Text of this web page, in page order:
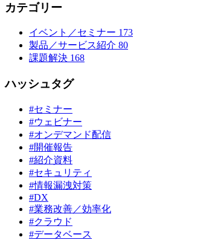
カテゴリー
イベント／セミナー 173
製品／サービス紹介 80
課題解決 168
ハッシュタグ
#セミナー
#ウェビナー
#オンデマンド配信
#開催報告
#紹介資料
#セキュリティ
#情報漏洩対策
#DX
#業務改善／効率化
#クラウド
#データベース